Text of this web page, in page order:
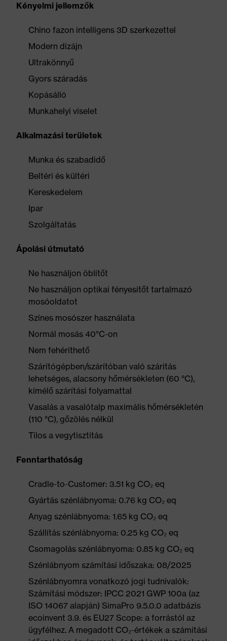
Kényelmi jellemzők
Chino fazon intelligens 3D szerkezettel
Modern dizájn
Ultrakönnyű
Gyors száradás
Kopásálló
Munkahelyi viselet
Alkalmazási területek
Munka és szabadidő
Beltéri és kültéri
Kereskedelem
Ipar
Szolgáltatás
Ápolási útmutató
Ne használjon öblítőt
Ne használjon optikai fényesítőt tartalmazó
mosóoldatot
Színes mosószer használata
Normál mosás 40°C-on
Nem fehéríthető
Szárítógépben/szárítóban való szárítás
lehetséges, alacsony hőmérsékleten (60 °C),
kímélő szárítási folyamattal
Vasalás a vasalótalp maximális hőmérsékletén
(110 °C), gőzölés nélkül
Tilos a vegytisztítás
Fenntarthatóság
Cradle-to-Customer: 3.51 kg CO₂ eq
Gyártás szénlábnyoma: 0.76 kg CO₂ eq
Anyag szénlábnyoma: 1.65 kg CO₂ eq
Szállítás szénlábnyoma: 0.25 kg CO₂ eq
Csomagolás szénlábnyoma: 0.85 kg CO₂ eq
Szénlábnyom számítási időszaka: 08/2025
Szénlábnyomra vonatkozó jogi tudnivalók:
Számítási módszer: IPCC 2021 GWP 100a (az
ISO 14067 alapján) SimaPro 9.5.0.0 adatbázis
ecoinvent 3.9. és EU27 Scope: a forrástól az
ügyfélhez. A megadott CO₂-értékek a számítási